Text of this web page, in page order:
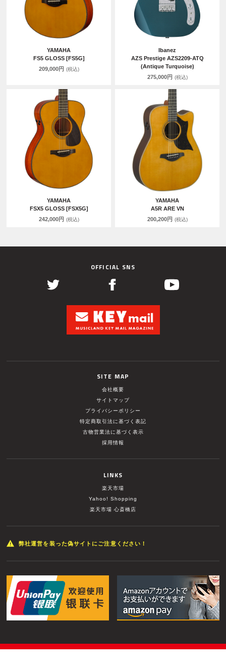
YAMAHA
FS5 GLOSS [FS5G]
209,000円 (税込)
Ibanez
AZS Prestige AZS2209-ATQ
(Antique Turquoise)
275,000円 (税込)
YAMAHA
FSX5 GLOSS [FSX5G]
242,000円 (税込)
YAMAHA
A5R ARE VN
200,200円 (税込)
OFFICIAL SNS
SITE MAP
会社概要
サイトマップ
プライバシーポリシー
特定商取引法に基づく表記
古物営業法に基づく表示
採用情報
LINKS
楽天市場
Yahoo! Shopping
楽天市場 心斎橋店
弊社運営を装った偽サイトにご注意ください！